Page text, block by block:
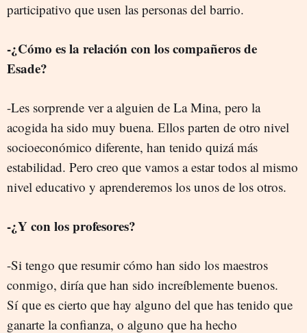
participativo que usen las personas del barrio.
-¿Cómo es la relación con los compañeros de
Esade?
-Les sorprende ver a alguien de La Mina, pero la
acogida ha sido muy buena. Ellos parten de otro nivel
socioeconómico diferente, han tenido quizá más
estabilidad. Pero creo que vamos a estar todos al mismo
nivel educativo y aprenderemos los unos de los otros.
-¿Y con los profesores?
-Si tengo que resumir cómo han sido los maestros
conmigo, diría que han sido increíblemente buenos.
Sí que es cierto que hay alguno del que has tenido que
ganarte la confianza, o alguno que ha hecho